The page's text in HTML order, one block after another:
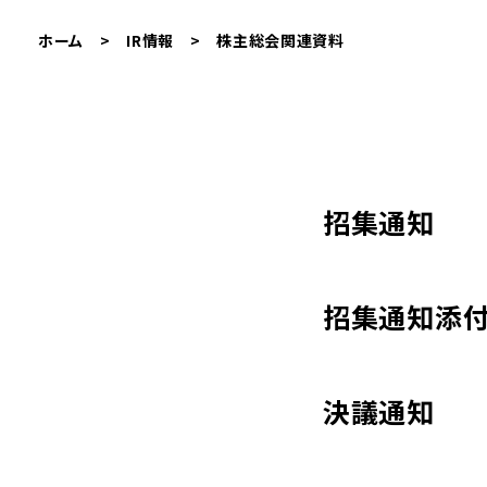
ホーム > IR情報 >株主総会関連資料
招集通知
招集通知添
決議通知